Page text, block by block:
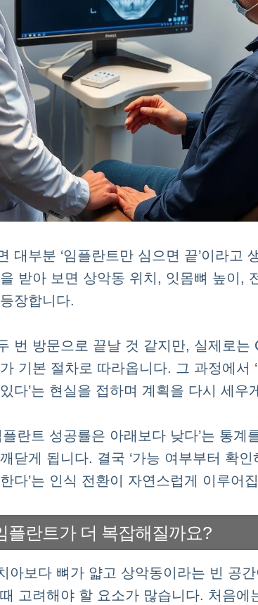
대부분 ‘임플란트만 심으면 끝’이라고
받아 보면 상악동 위치, 잇몸뼈 높이,
장합니다.
번 방문으로 끝날 것 같지만, 실제로는
기본 절차로 따라옵니다. 그 과정에서
다’는 현실을 접하며 계획을 다시 세우
플란트 성공률은 아래보다 낮다’는 통계
닫게 됩니다. 결국 ‘가능 여부부터 확
다’는 인식 전환이 자연스럽게 이루어
플란트가 더 복잡해질까요?
아보다 뼈가 얇고 상악동이라는 빈 공
고려해야 할 요소가 많습니다. 처음에